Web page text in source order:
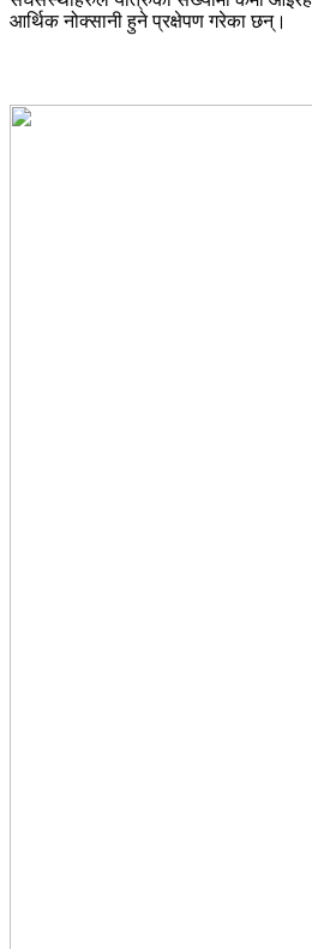
आर्थिक नोक्सानी हुने प्रक्षेपण गरेका छन्।